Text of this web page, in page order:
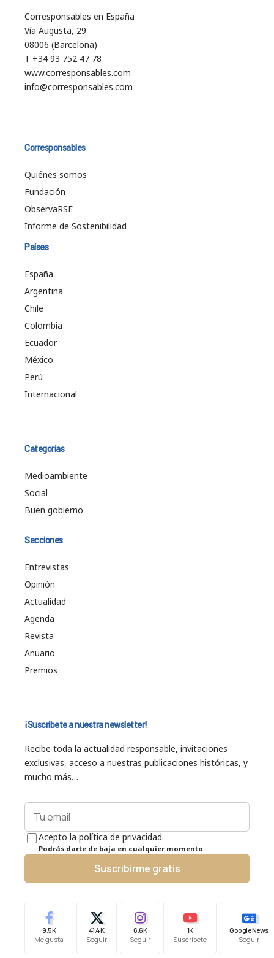
Corresponsables en España
Vía Augusta, 29
08006 (Barcelona)
T +34 93 752 47 78
www.corresponsables.com
info@corresponsables.com
Corresponsables
Quiénes somos
Fundación
ObservaRSE
Informe de Sostenibilidad
Países
España
Argentina
Chile
Colombia
Ecuador
México
Perú
Internacional
Categorías
Medioambiente
Social
Buen gobierno
Secciones
Entrevistas
Opinión
Actualidad
Agenda
Revista
Anuario
Premios
¡Suscríbete a nuestra newsletter!
Recibe toda la actualidad responsable, invitaciones
exclusivas, acceso a nuestras publicaciones históricas, y
mucho más…
Acepto la política de privacidad.
Podrás darte de baja en cualquier momento.
Suscribirme gratis
9.5K
Me gusta
41.4K
Seguir
6.6K
Seguir
1K
Suscríbete
Google News
Seguir